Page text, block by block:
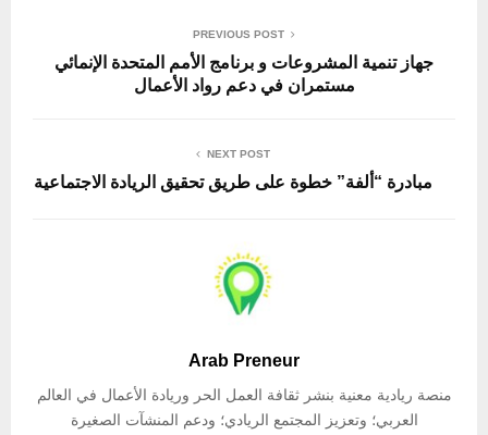
PREVIOUS POST
جهاز تنمية المشروعات و برنامج الأمم المتحدة الإنمائي
مستمران في دعم رواد الأعمال
NEXT POST
مبادرة “ألفة” خطوة على طريق تحقيق الريادة الاجتماعية
Arab Preneur
منصة ريادية معنية بنشر ثقافة العمل الحر وريادة الأعمال في العالم
العربي؛ وتعزيز المجتمع الريادي؛ ودعم المنشآت الصغيرة